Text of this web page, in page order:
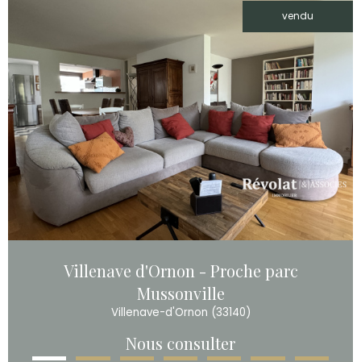
vendu
Villenave d'Ornon - Proche parc
Mussonville
Villenave-d'Ornon (33140)
Nous consulter